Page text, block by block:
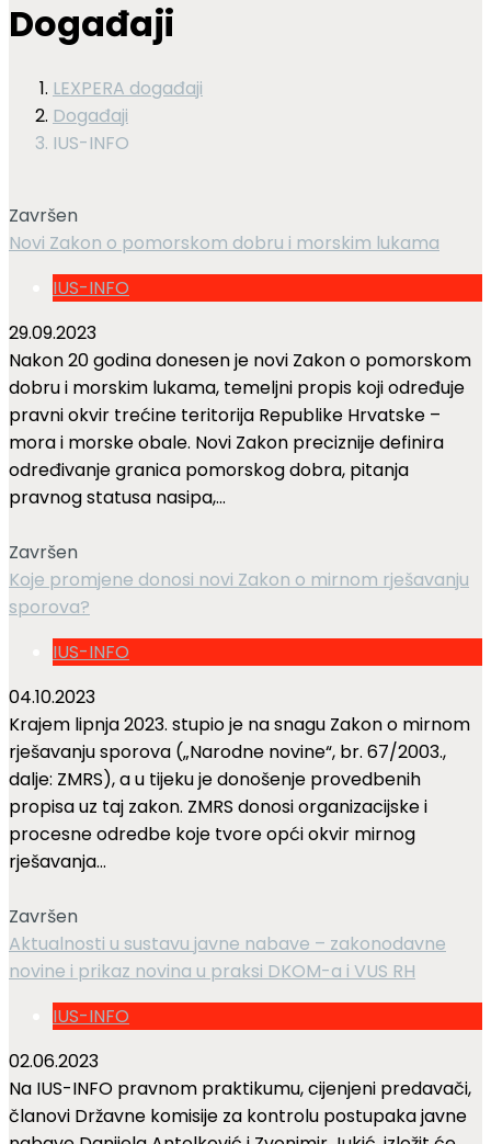
Događaji
LEXPERA događaji
Događaji
IUS-INFO
Završen
Novi Zakon o pomorskom dobru i morskim lukama
IUS-INFO
29.09.2023
Nakon 20 godina donesen je novi Zakon o pomorskom
dobru i morskim lukama, temeljni propis koji određuje
pravni okvir trećine teritorija Republike Hrvatske –
mora i morske obale. Novi Zakon preciznije definira
određivanje granica pomorskog dobra, pitanja
pravnog statusa nasipa,...
Završen
Koje promjene donosi novi Zakon o mirnom rješavanju
sporova?
IUS-INFO
04.10.2023
Krajem lipnja 2023. stupio je na snagu Zakon o mirnom
rješavanju sporova („Narodne novine“, br. 67/2003.,
dalje: ZMRS), a u tijeku je donošenje provedbenih
propisa uz taj zakon. ZMRS donosi organizacijske i
procesne odredbe koje tvore opći okvir mirnog
rješavanja...
Završen
Aktualnosti u sustavu javne nabave – zakonodavne
novine i prikaz novina u praksi DKOM-a i VUS RH
IUS-INFO
02.06.2023
Na IUS-INFO pravnom praktikumu, cijenjeni predavači,
članovi Državne komisije za kontrolu postupaka javne